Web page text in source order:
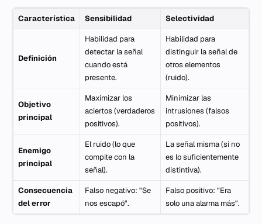
Característica Sensibilidad Selectividad
Definición
Habilidad para
detectar la señal
cuando está
presente.
Habilidad para
distinguir la señal de
otros elementos
(ruido).
Objetivo
principal
Maximizar los
aciertos (verdaderos
positivos).
Minimizar las
intrusiones (falsos
positivos).
Enemigo
principal
El ruido (lo que
compite con la
señal).
La señal misma (si no
es lo suficientemente
distintiva).
Consecuencia
del error
Falso negativo: "Se
nos escapó".
Falso positivo: "Era
solo una alarma más".